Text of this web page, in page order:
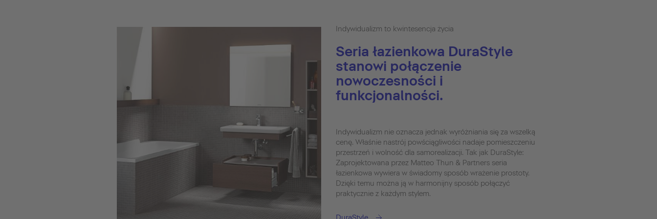
Indywidualizm to kwintesencja życia
Seria łazienkowa DuraStyle
stanowi połączenie
nowoczesności i
funkcjonalności.
Indywidualizm nie oznacza jednak wyróżniania się za wszelką
cenę. Właśnie nastrój powściągliwości nadaje pomieszczeniu
przestrzeń i wolność dla samorealizacji. Tak jak DuraStyle:
Zaprojektowana przez Matteo Thun & Partners seria
łazienkowa wywiera w świadomy sposób wrażenie prostoty.
Dzięki temu można ją w harmonijny sposób połączyć
praktycznie z każdym stylem.